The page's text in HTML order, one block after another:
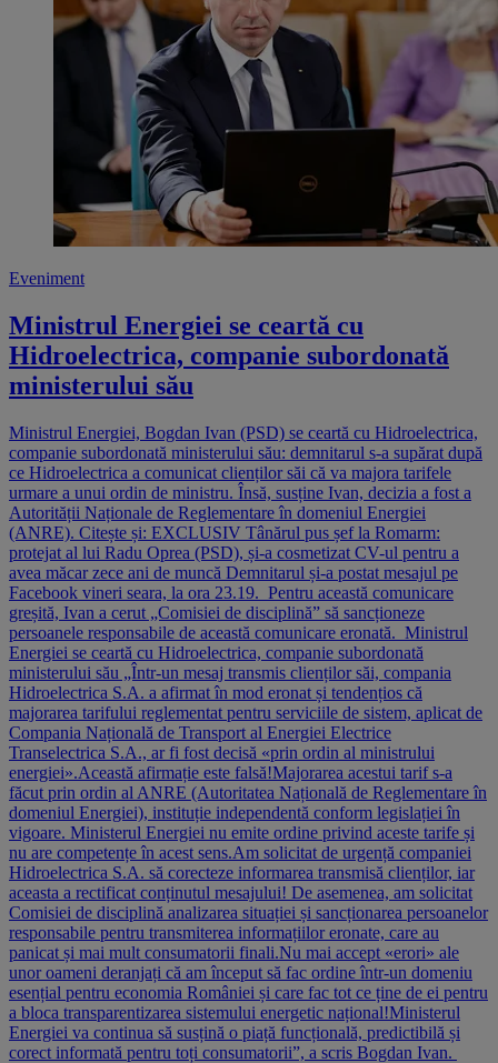
Eveniment
Ministrul Energiei se ceartă cu
Hidroelectrica, companie subordonată
ministerului său
Ministrul Energiei, Bogdan Ivan (PSD) se ceartă cu Hidroelectrica,
companie subordonată ministerului său: demnitarul s-a supărat după
ce Hidroelectrica a comunicat clienților săi că va majora tarifele
urmare a unui ordin de ministru. Însă, susține Ivan, decizia a fost a
Autorității Naționale de Reglementare în domeniul Energiei
(ANRE). Citește și: EXCLUSIV Tânărul pus șef la Romarm:
protejat al lui Radu Oprea (PSD), și-a cosmetizat CV-ul pentru a
avea măcar zece ani de muncă Demnitarul și-a postat mesajul pe
Facebook vineri seara, la ora 23.19. Pentru această comunicare
greșită, Ivan a cerut „Comisiei de disciplină” să sancționeze
persoanele responsabile de această comunicare eronată. Ministrul
Energiei se ceartă cu Hidroelectrica, companie subordonată
ministerului său „Într-un mesaj transmis clienților săi, compania
Hidroelectrica S.A. a afirmat în mod eronat și tendențios că
majorarea tarifului reglementat pentru serviciile de sistem, aplicat de
Compania Națională de Transport al Energiei Electrice
Transelectrica S.A., ar fi fost decisă «prin ordin al ministrului
energiei».Această afirmație este falsă!Majorarea acestui tarif s-a
făcut prin ordin al ANRE (Autoritatea Națională de Reglementare în
domeniul Energiei), instituție independentă conform legislației în
vigoare. Ministerul Energiei nu emite ordine privind aceste tarife și
nu are competențe în acest sens.Am solicitat de urgență companiei
Hidroelectrica S.A. să corecteze informarea transmisă clienților, iar
aceasta a rectificat conținutul mesajului! De asemenea, am solicitat
Comisiei de disciplină analizarea situației și sancționarea persoanelor
responsabile pentru transmiterea informațiilor eronate, care au
panicat și mai mult consumatorii finali.Nu mai accept «erori» ale
unor oameni deranjați că am început să fac ordine într-un domeniu
esențial pentru economia României și care fac tot ce ține de ei pentru
a bloca transparentizarea sistemului energetic național!Ministerul
Energiei va continua să susțină o piață funcțională, predictibilă și
corect informată pentru toți consumatorii”, a scris Bogdan Ivan.